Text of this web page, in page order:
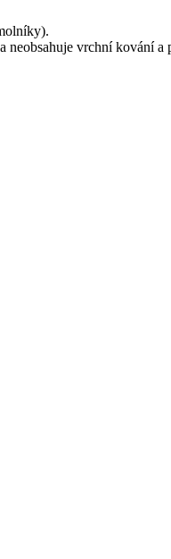
neobsahuje vrchní kování